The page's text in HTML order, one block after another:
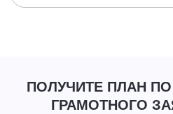
ПОЛУЧИТЕ ПЛАН
ГРАМОТНОГО